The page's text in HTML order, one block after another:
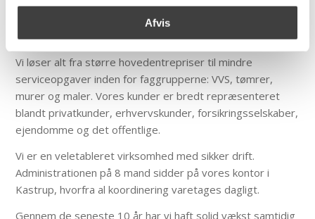
Afvis
Stærk drift. Solidt håndværk.
Vi løser alt fra større hovedentrepriser til mindre
serviceopgaver inden for faggrupperne: VVS, tømrer,
murer og maler. Vores kunder er bredt repræsenteret
blandt privatkunder, erhvervskunder, forsikringsselskaber,
ejendomme og det offentlige.
Vi er en veletableret virksomhed med sikker drift.
Administrationen på 8 mand sidder på vores kontor i
Kastrup, hvorfra al koordinering varetages dagligt.
Gennem de seneste 10 år har vi haft solid vækst samtidig